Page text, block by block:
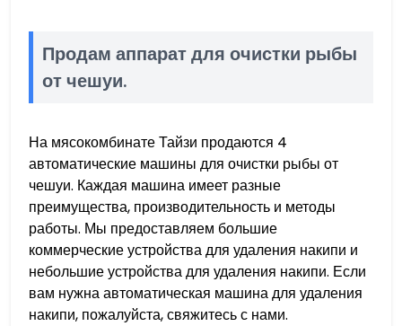
Продам аппарат для очистки рыбы
от чешуи.
На мясокомбинате Тайзи продаются 4
автоматические машины для очистки рыбы от
чешуи. Каждая машина имеет разные
преимущества, производительность и методы
работы. Мы предоставляем большие
коммерческие устройства для удаления накипи и
небольшие устройства для удаления накипи. Если
вам нужна автоматическая машина для удаления
накипи, пожалуйста, свяжитесь с нами.